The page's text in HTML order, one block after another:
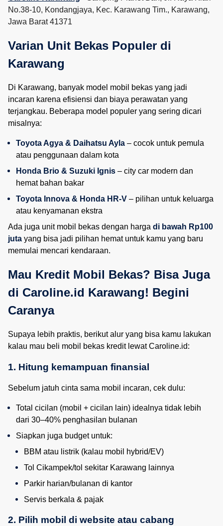
No.38-10, Kondangjaya, Kec. Karawang Tim., Karawang,
Jawa Barat 41371
Varian Unit Bekas Populer di
Karawang
Di Karawang, banyak model mobil bekas yang jadi
incaran karena efisiensi dan biaya perawatan yang
terjangkau. Beberapa model populer yang sering dicari
misalnya:
Toyota Agya & Daihatsu Ayla – cocok untuk pemula
atau penggunaan dalam kota
Honda Brio & Suzuki Ignis – city car modern dan
hemat bahan bakar
Toyota Innova & Honda HR-V – pilihan untuk keluarga
atau kenyamanan ekstra
Ada juga unit mobil bekas dengan harga di bawah Rp100
juta yang bisa jadi pilihan hemat untuk kamu yang baru
memulai mencari kendaraan.
Mau Kredit Mobil Bekas? Bisa Juga
di Caroline.id Karawang! Begini
Caranya
Supaya lebih praktis, berikut alur yang bisa kamu lakukan
kalau mau beli mobil bekas kredit lewat Caroline.id:
1. Hitung kemampuan finansial
Sebelum jatuh cinta sama mobil incaran, cek dulu:
Total cicilan (mobil + cicilan lain) idealnya tidak lebih
dari 30–40% penghasilan bulanan
Siapkan juga budget untuk:
BBM atau listrik (kalau mobil hybrid/EV)
Tol Cikampek/tol sekitar Karawang lainnya
Parkir harian/bulanan di kantor
Servis berkala & pajak
2. Pilih mobil di website atau cabang